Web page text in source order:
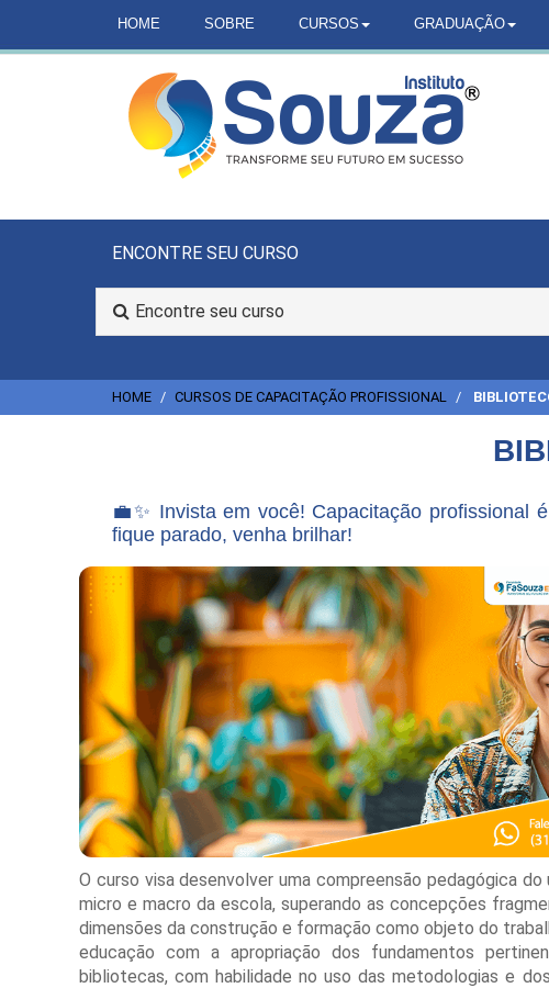
HOME SOBRE CURSOS GRADUAÇÃO
ENCONTRE SEU CURSO
Encontre seu curso
HOME CURSOS DE CAPACITAÇÃO PROFISSIONAL
💼✨ Invista em você! Capacitação profissional
fique parado, venha brilhar!
O curso visa desenvolver uma compreensão pedagógica
micro e macro da escola, superando as concepções
dimensões da construção e formação como objeto do
educação com a apropriação dos fundamentos
bibliotecas, com habilidade no uso das metodologias e